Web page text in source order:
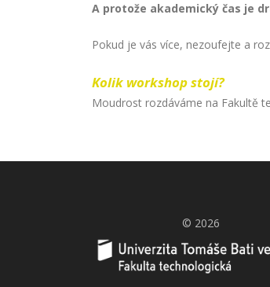
A protože akademický čas je
Pokud je vás více, nezoufejte a
Kolik workshop stojí?
Moudrost rozdáváme na Fakultě
© 2026